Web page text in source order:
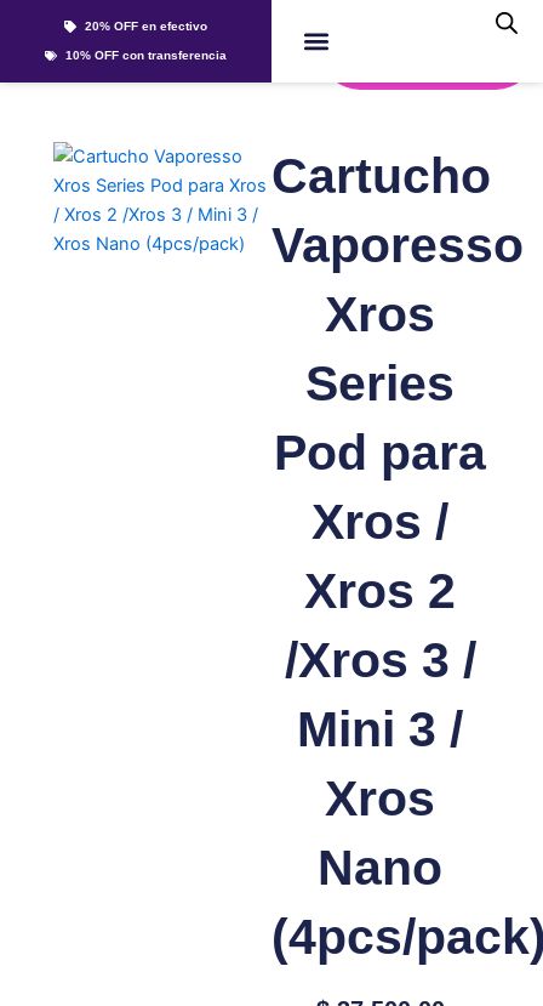
20% OFF en efectivo
10% OFF con transferencia
Cartucho
Vaporesso
Xros
Series
Pod para
Xros /
Xros 2
/Xros 3 /
Mini 3 /
Xros
Nano
(4pcs/